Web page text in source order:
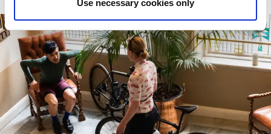
Use necessary cookies only